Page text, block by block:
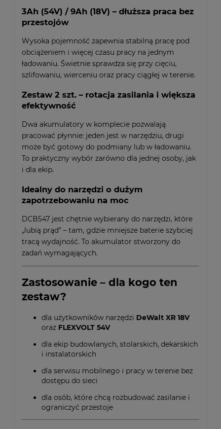
3Ah (54V) / 9Ah (18V) – dłuższa praca bez
przestojów
Wysoka pojemność zapewnia stabilną pracę pod
obciążeniem i więcej czasu pracy na jednym
ładowaniu. Świetnie sprawdza się przy cięciu,
szlifowaniu, wierceniu oraz pracy ciągłej w terenie.
Zestaw 2 szt. – rotacja zasilania i większa
efektywność
Dwa akumulatory w komplecie pozwalają
pracować płynnie: jeden jest w narzędziu, drugi
może być gotowy do podmiany lub w ładowaniu.
To praktyczny wybór zarówno dla jednej osoby, jak
i dla ekip.
Idealny do narzędzi o dużym
zapotrzebowaniu na moc
DCB547 jest chętnie wybierany do narzędzi, które
„lubią prąd” – tam, gdzie mniejsze baterie szybciej
tracą wydajność. To akumulator stworzony do
zadań wymagających.
Zastosowanie – dla kogo ten
zestaw?
dla użytkowników narzędzi DeWalt XR 18V
oraz FLEXVOLT 54V
dla ekip budowlanych, stolarskich, dekarskich
i instalatorskich
dla serwisu mobilnego i pracy w terenie bez
dostępu do sieci
dla osób, które chcą rozbudować zasilanie i
ograniczyć przestoje